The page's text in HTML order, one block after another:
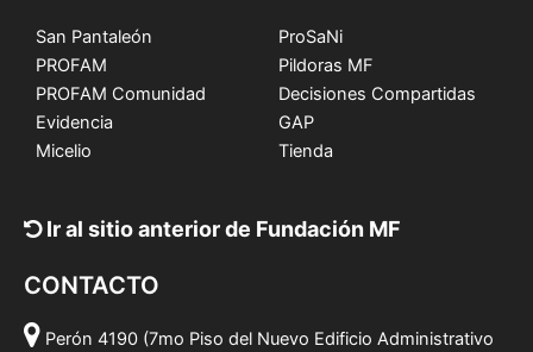
San Pantaleón
PROFAM
PROFAM Comunidad
Evidencia
Micelio
ProSaNi
Pildoras MF
Decisiones Compartidas
GAP
Tienda
Ir al sitio anterior de Fundación MF
CONTACTO
Perón 4190 (7mo Piso del Nuevo Edificio Administrativo